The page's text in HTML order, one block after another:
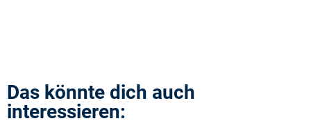
Das könnte dich auch
interessieren: